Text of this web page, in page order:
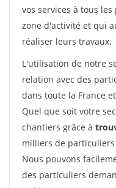
vos services à tous
zone d'activité et qui
réaliser leurs travaux.
L'utilisation de notre
relation avec des
dans toute la France
Quel que soit votre
chantiers grâce à
milliers de
Nous pouvons
des particuliers